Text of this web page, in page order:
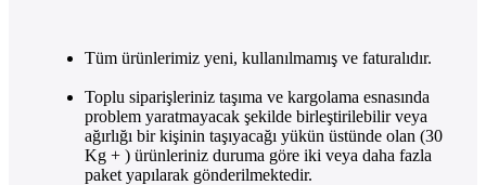
Tüm ürünlerimiz yeni, kullanılmamış ve faturalıdır.
Toplu siparişleriniz taşıma ve kargolama esnasında
problem yaratmayacak şekilde birleştirilebilir veya
ağırlığı bir kişinin taşıyacağı yükün üstünde olan (30
Kg + ) ürünleriniz duruma göre iki veya daha fazla
paket yapılarak gönderilmektedir.